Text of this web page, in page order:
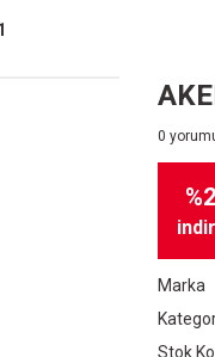
0
Marka
Stok